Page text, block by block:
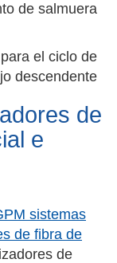
de salmuera
el ciclo de
descendente
de
e
sistemas
de fibra de
de